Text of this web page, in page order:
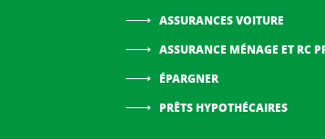
ASSURANCES VOITURE
ASSURANCE MÉNAGE ET RC
ÉPARGNER
PRÊTS HYPOTHÉCAIRES